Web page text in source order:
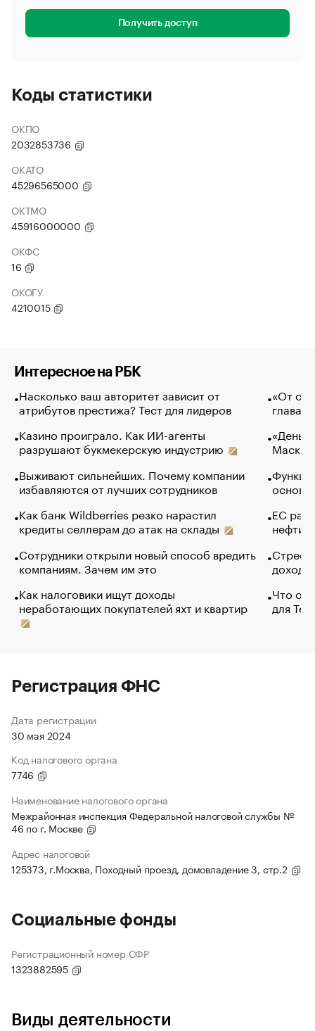
Получить доступ
Коды статистики
ОКПО
2032853736
ОКАТО
45296565000
ОКТМО
45916000000
ОКФС
16
ОКОГУ
4210015
Интересное на РБК
Насколько ваш авторитет зависит от
атрибутов престижа? Тест для лидеров
Казино проиграло. Как ИИ-агенты
разрушают букмекерскую индустрию
Выживают сильнейших. Почему компании
избавляются от лучших сотрудников
Как банк Wildberries резко нарастил
кредиты селлерам до атак на склады
Сотрудники открыли новый способ вредить
компаниям. Зачем им это
Как налоговики ищут доходы
неработающих покупателей яхт и квартир
«От
глава
Маск в
основ
ЕС
нефти
Что
для
Регистрация ФНС
Дата регистрации
30 мая 2024
Код налогового органа
7746
Наименование налогового органа
Межрайонная инспекция Федеральной налоговой службы №
46 по г. Москве
Адрес налоговой
125373, г.Москва, Походный проезд, домовладение 3, стр.2
Социальные фонды
Регистрационный номер СФР
1323882595
Виды деятельности